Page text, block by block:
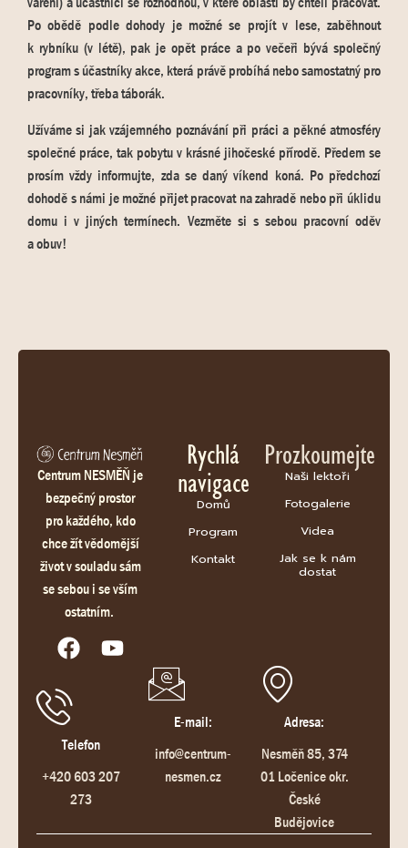
Po obědě podle dohody je možné se projít v lese, zaběhnout
k rybníku (v létě), pak je opět práce a po večeři bývá společný
program s účastníky akce, která právě probíhá nebo samostatný pro
pracovníky, třeba táborák.
Užíváme si jak vzájemného poznávání při práci a pěkné atmosféry
společné práce, tak pobytu v krásné jihočeské přírodě. Předem se
prosím vždy informujte, zda se daný víkend koná. Po předchozí
dohodě s námi je možné přijet pracovat na zahradě nebo při úklidu
domu i v jiných termínech. Vezměte si s sebou pracovní oděv
a obuv!
Centrum NESMĚŇ je
bezpečný prostor
pro každého, kdo
chce žít vědomější
život v souladu sám
se sebou i se vším
ostatním.
Rychlá
navigace
Domů
Program
Kontakt
Prozkoumejte
Naši lektoři
Fotogalerie
Videa
Jak se k nám
dostat
Telefon
+420 603 207
273
E-mail:
info@centrum-
nesmen.cz
Adresa:
Nesměň 85, 374
01 Ločenice okr.
České
Budějovice